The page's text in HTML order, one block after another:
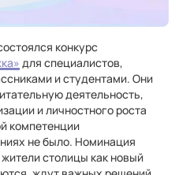
конкурс
для специалистов,
и студентами. Они
деятельность,
и личностного роста
компетенции
не было. Номинация
столицы как новый